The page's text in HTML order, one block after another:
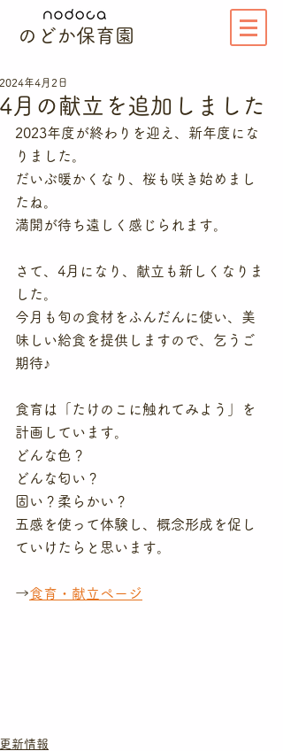
のどか保育園
4月の献立を追加しました
2024年4月2日
2023年度が終わりを迎え、新年度にな
りました。
だいぶ暖かくなり、桜も咲き始めまし
たね。
満開が待ち遠しく感じられます。
さて、4月になり、献立も新しくなりま
した。
今月も旬の食材をふんだんに使い、美
味しい給食を提供しますので、乞うご
期待♪
食育は「たけのこに触れてみよう」を
計画しています。
どんな色？
どんな匂い？
固い？柔らかい？
五感を使って体験し、概念形成を促し
ていけたらと思います。
→食育・献立ページ
更新情報